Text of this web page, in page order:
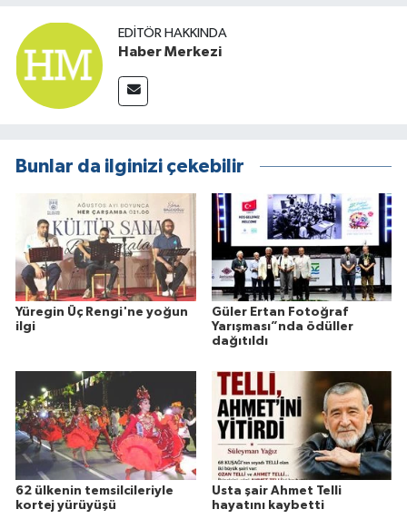
EDITÖR HAKKINDA
Haber Merkezi
Bunlar da ilginizi çekebilir
Yüregin Üç Rengi'ne yoğun
ilgi
Güler Ertan Fotoğraf
Yarışması”nda ödüller
dağıtıldı
62 ülkenin temsilcileriyle
kortej yürüyüşü
Usta şair Ahmet Telli
hayatını kaybetti